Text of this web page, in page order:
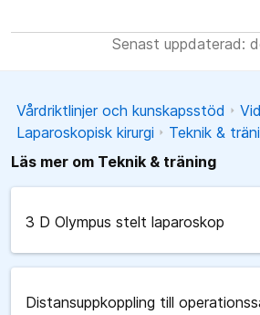
Senast uppdaterad:
Vårdriktlinjer och kunskapsstöd
Laparoskopisk kirurgi
Teknik &
Läs mer om Teknik & träning
3 D Olympus stelt laparoskop
Distansuppkoppling till